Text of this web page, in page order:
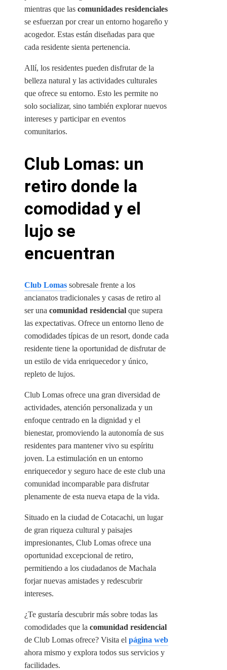
mientras que las comunidades residenciales
se esfuerzan por crear un entorno hogareño y
acogedor. Estas están diseñadas para que
cada residente sienta pertenencia.
Allí, los residentes pueden disfrutar de la
belleza natural y las actividades culturales
que ofrece su entorno. Esto les permite no
solo socializar, sino también explorar nuevos
intereses y participar en eventos
comunitarios.
Club Lomas: un
retiro donde la
comodidad y el
lujo se
encuentran
Club Lomas sobresale frente a los
ancianatos tradicionales y casas de retiro al
ser una comunidad residencial que supera
las expectativas. Ofrece un entorno lleno de
comodidades típicas de un resort, donde cada
residente tiene la oportunidad de disfrutar de
un estilo de vida enriquecedor y único,
repleto de lujos.
Club Lomas ofrece una gran diversidad de
actividades, atención personalizada y un
enfoque centrado en la dignidad y el
bienestar, promoviendo la autonomía de sus
residentes para mantener vivo su espíritu
joven. La estimulación en un entorno
enriquecedor y seguro hace de este club una
comunidad incomparable para disfrutar
plenamente de esta nueva etapa de la vida.
Situado en la ciudad de Cotacachi, un lugar
de gran riqueza cultural y paisajes
impresionantes, Club Lomas ofrece una
oportunidad excepcional de retiro,
permitiendo a los ciudadanos de Machala
forjar nuevas amistades y redescubrir
intereses.
¿Te gustaría descubrir más sobre todas las
comodidades que la comunidad residencial
de Club Lomas ofrece? Visita el página web
ahora mismo y explora todos sus servicios y
facilidades.